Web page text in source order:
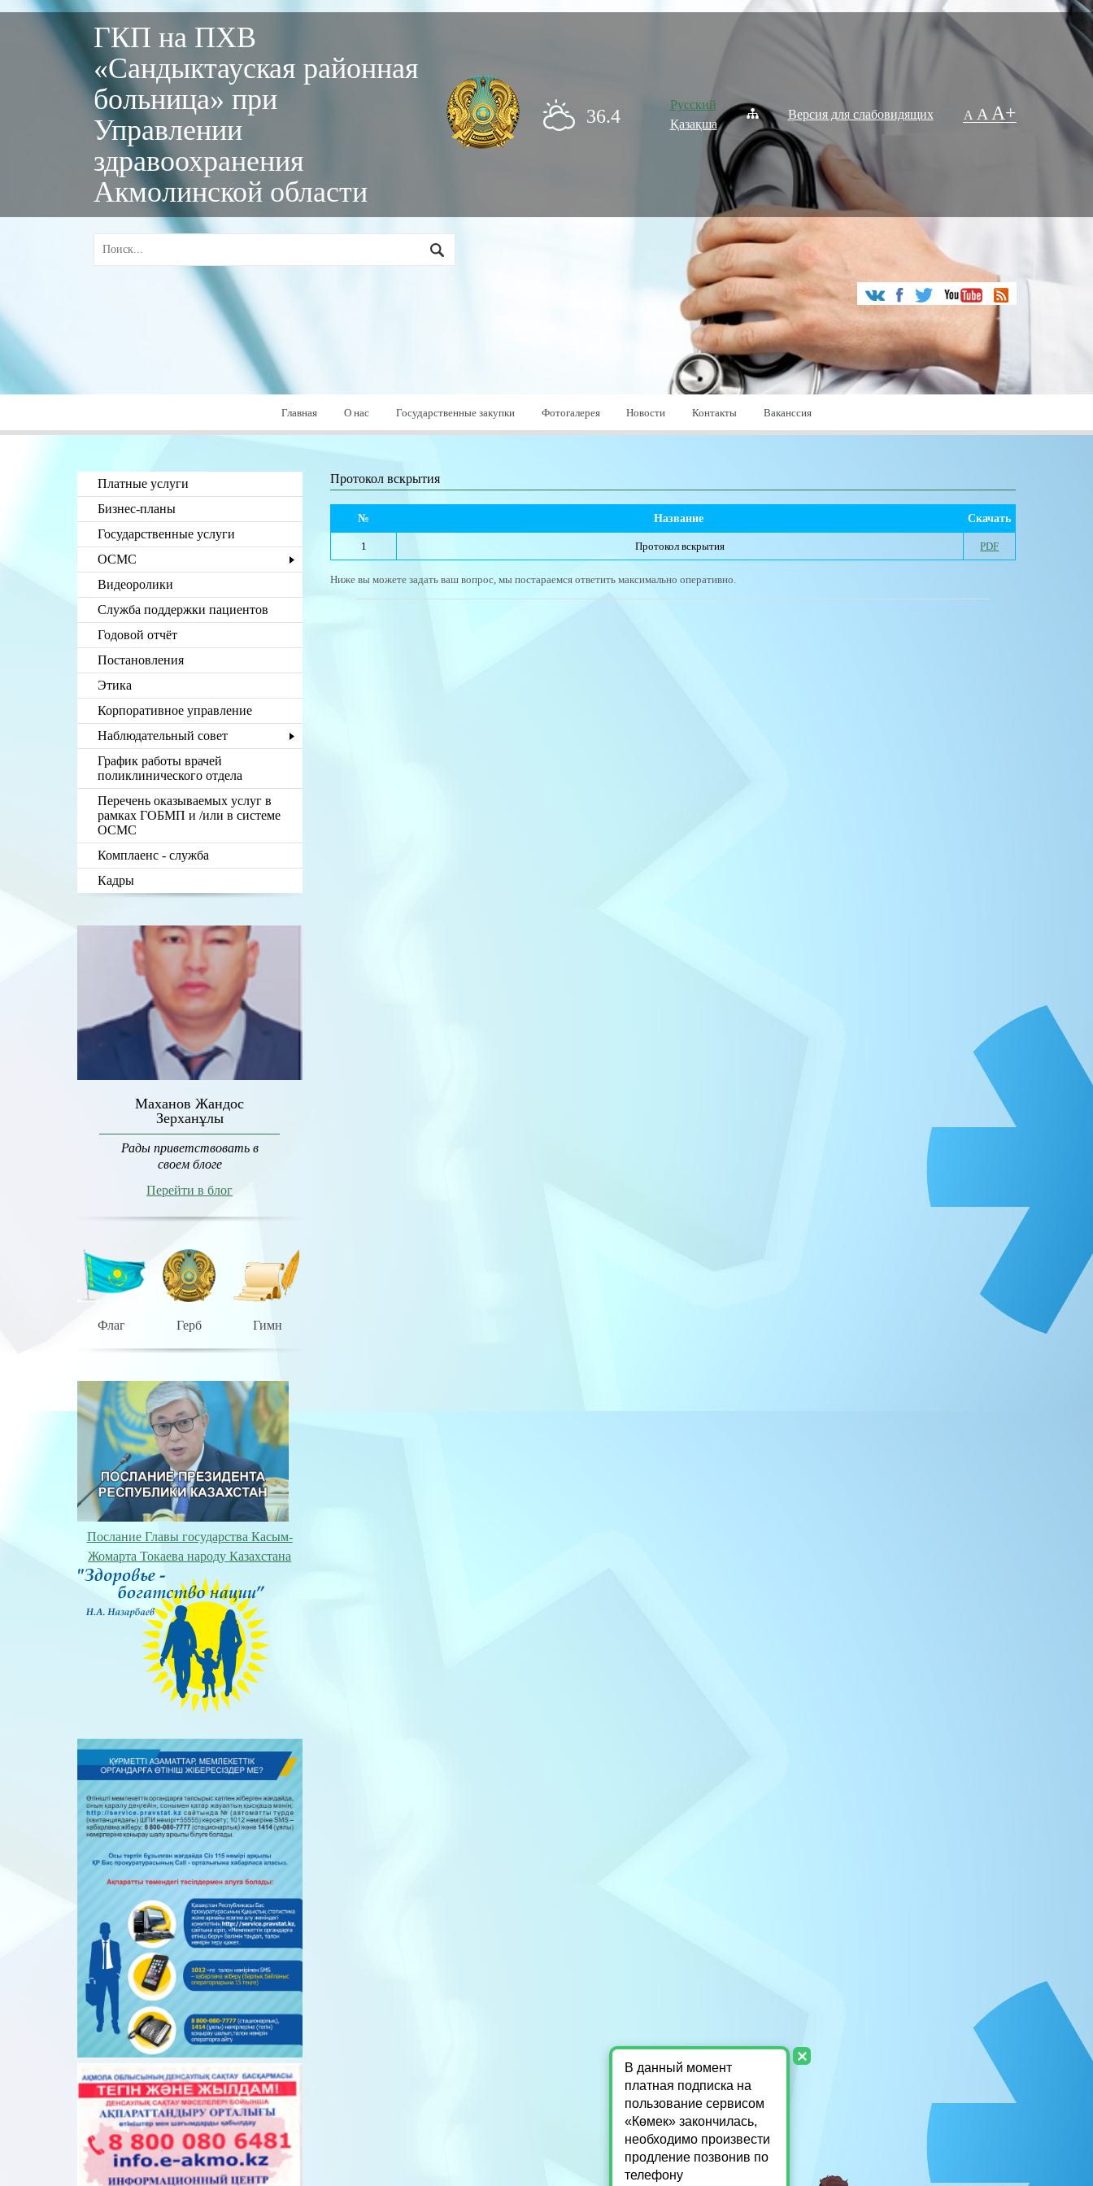
ГКП на ПХВ
«Сандыктауская районная
больница» при
Управлении
здравоохранения
Акмолинской области
36.4
Русский
Қазақша
Версия для слабовидящих A A A+
Главная О нас Государственные закупки Фотогалерея Новости Контакты Ваканссия
Платные услуги
Бизнес-планы
Государственные услуги
ОСМС
Видеоролики
Служба поддержки пациентов
Годовой отчёт
Постановления
Этика
Корпоративное управление
Наблюдательный совет
График работы врачей
поликлинического отдела
Перечень оказываемых услуг в
рамках ГОБМП и /или в системе
ОСМС
Комплаенс - служба
Кадры
Маханов Жандос
Зерханұлы
Рады приветствовать в
своем блоге
Перейти в блог
Флаг Герб Гимн
Послание Главы государства Касым-
Жомарта Токаева народу Казахстана
Протокол вскрытия
№ Название Скачать
1 Протокол вскрытия PDF
Ниже вы можете задать ваш вопрос, мы постараемся ответить максимально оперативно.